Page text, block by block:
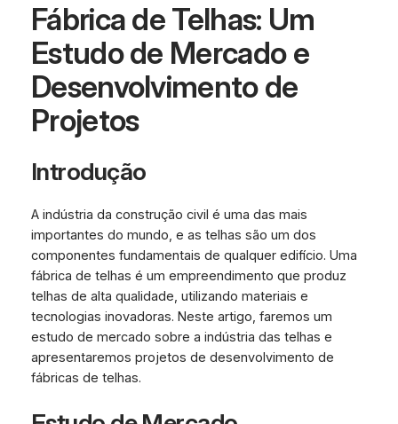
Fábrica de Telhas: Um
Estudo de Mercado e
Desenvolvimento de
Projetos
Introdução
A indústria da construção civil é uma das mais
importantes do mundo, e as telhas são um dos
componentes fundamentais de qualquer edifício. Uma
fábrica de telhas é um empreendimento que produz
telhas de alta qualidade, utilizando materiais e
tecnologias inovadoras. Neste artigo, faremos um
estudo de mercado sobre a indústria das telhas e
apresentaremos projetos de desenvolvimento de
fábricas de telhas.